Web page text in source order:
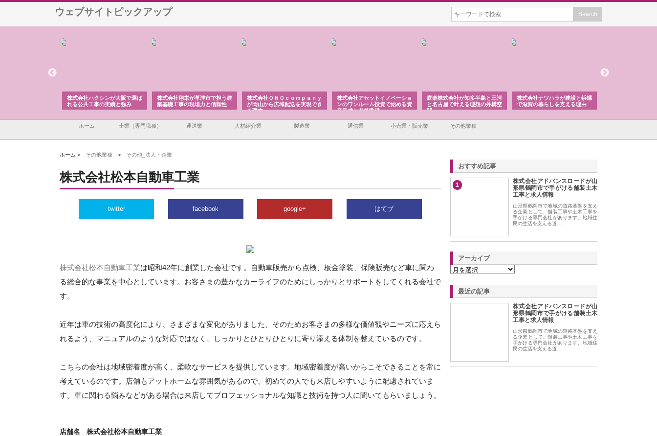
ウェブサイトピックアップ
株式会社ハクシンが大阪で選ば
れる公共工事の実績と強み
株式会社翔栄が草津市で担う建
築基礎工事の現場力と信頼性
株式会社ＯＮＯｃｏｍｐａｎｙ
が岡山から広域配送を実現でき
る理由
株式会社アセットイノベーショ
ンのワンルーム投資で始める資
産形成と老後準備
庭楽株式会社が知多半島と三河
と名古屋で叶える理想の外構空
間
株式会社ナツハラが建設と鋲螺
で滋賀の暮らしを支える理由
ホーム 士業（専門職種） 運送業 人材紹介業 製造業 通信業 小売業・販売業 その他業種
ホーム > その他業種 > その他_法人・企業
株式会社松本自動車工業
twitter facebook google+ はてブ
株式会社松本自動車工業は昭和42年に創業した会社です。自動車販売から点検、板金塗装、保険販売など車に関わ
る総合的な事業を中心としています。お客さまの豊かなカーライフのためにしっかりとサポートをしてくれる会社で
す。
近年は車の技術の高度化により、さまざまな変化がありました。そのためお客さまの多様な価値観やニーズに応えら
れるよう、マニュアルのような対応ではなく、しっかりとひとりひとりに寄り添える体制を整えているのです。
こちらの会社は地域密着度が高く、柔軟なサービスを提供しています。地域密着度が高いからこそできることを常に
考えているのです。店舗もアットホームな雰囲気があるので、初めての人でも来店しやすいように配慮されていま
す。車に関わる悩みなどがある場合は来店してプロフェッショナルな知識と技術を持つ人に聞いてもらいましょう。
店舗名 株式会社松本自動車工業
おすすめ記事
1
株式会社アドバンスロードが山
形県鶴岡市で手がける舗装土木
工事と求人情報
山形県鶴岡市で地域の道路基盤を支え
る企業として、舗装工事や土木工事を
手がける専門会社があります。地域住
民の生活を支える道…
アーカイブ
最近の記事
株式会社アドバンスロードが山
形県鶴岡市で手がける舗装土木
工事と求人情報
山形県鶴岡市で地域の道路基盤を支え
る企業として、舗装工事や土木工事を
手がける専門会社があります。地域住
民の生活を支える道…